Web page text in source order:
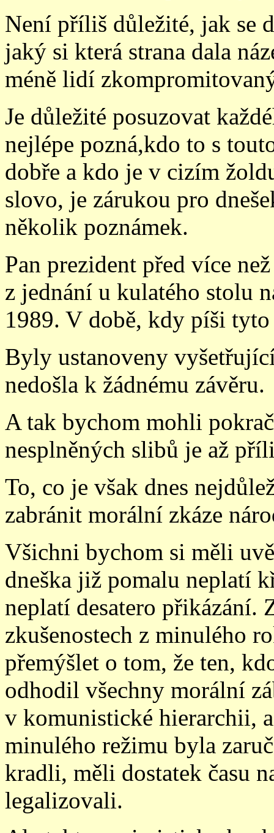
Není příliš důležité, jak se
jaký si která strana dala
méně lidí
Je důležité posuzovat
nejlépe pozná,kdo to s
dobře a kdo je v cizím
slovo, je zárukou pro
několik poznámek.
Pan prezident před více
z jednání u kulatého stolu
1989. V době, kdy píši
Byly ustanoveny
nedošla k žádnému závěru.
A tak bychom mohli
nesplněných slibů je až
To, co je však dnes
zabránit morální zkáze
Všichni bychom si měli
dneška již pomalu neplatí
neplatí desatero přikázání.
zkušenostech z minulého
přemýšlet o tom, že ten,
odhodil všechny morální
v komunistické hierarchii,
minulého režimu byla
kradli, měli dostatek času
legalizovali.